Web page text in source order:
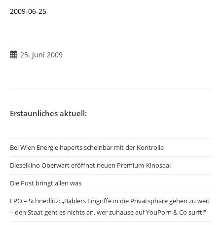
2009-06-25
Beitrag
25. Juni 2009
Erstaunliches aktuell:
Bei Wien Energie haperts scheinbar mit der Kontrolle
Dieselkino Oberwart eröffnet neuen Premium-Kinosaal
Die Post bringt allen was
FPÖ – Schnedlitz: „Bablers Eingriffe in die Privatsphäre gehen zu weit
– den Staat geht es nichts an, wer zuhause auf YouPorn & Co surft!“